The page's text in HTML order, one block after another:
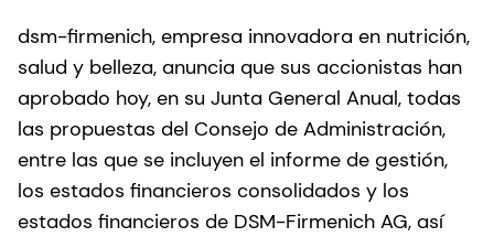
dsm-firmenich, empresa innovadora en nutrición,
salud y belleza, anuncia que sus accionistas han
aprobado hoy, en su Junta General Anual, todas
las propuestas del Consejo de Administración,
entre las que se incluyen el informe de gestión,
los estados financieros consolidados y los
estados financieros de DSM-Firmenich AG, así